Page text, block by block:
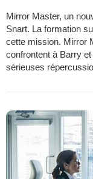
Mirror Master, un
Snart. La formation
cette mission. Mirror
confrontent à Barry
sérieuses